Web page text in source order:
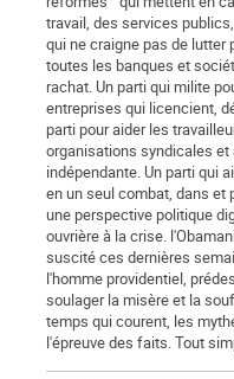
travail, des services
qui ne craigne pas de
toutes les banques et
rachat. Un parti qui milite
entreprises qui licencient,
parti pour aider les
organisations syndicales
indépendante. Un parti qui
en un seul combat, dans et
une perspective politique
ouvrière à la crise.
suscité ces dernières
l'homme providentiel,
soulager la misère et la
temps qui courent, les
l'épreuve des faits. Tout